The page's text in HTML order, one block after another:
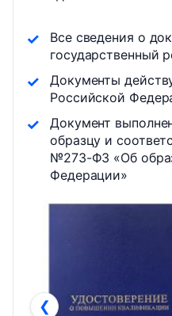
Все сведения о
Документы
Российской
Документ
образцу и
№273-ФЗ «Об
Федерации»
❮